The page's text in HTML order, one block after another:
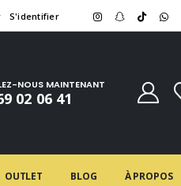
S'identifier
NOUS MAINTENANT
02 06 41
OUTLET BLOG À PROPOS